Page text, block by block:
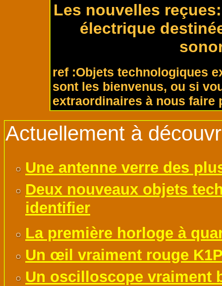
Les nouvelles
électrique
ref :Objets technologiques
sont les bienvenus, ou si
extraordinaires à nous faire
Actuellement à
Une antenne verre des
Deux nouveaux objets
identifier
La première horloge à
Un œil vraiment rouge
Un oscilloscope vraiment